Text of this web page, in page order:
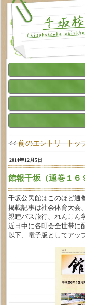
<< 前のエントリ | トッ
2014年12月5日
館報千坂（通巻１６
千坂公民館はこのほど通
掲載記事は社会体育大会
親睦バス旅行、れんこん
近日中に各町会全世帯に
以下、電子版としてアッ